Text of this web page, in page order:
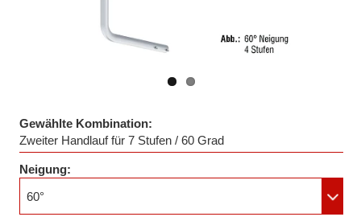
Gewählte Kombination:
Zweiter Handlauf für 7 Stufen / 60 Grad
Neigung:
60°